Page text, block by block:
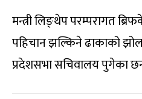
मन्त्री लिङ्थेप परम्परागत
पहिचान झल्किने ढाकाको
प्रदेशसभा सचिवालय पुगेका